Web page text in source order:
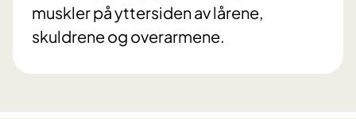
muskler på yttersiden av lårene,
skuldrene og overarmene.